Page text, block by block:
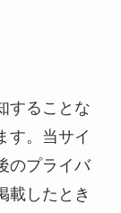
することな
す。当サイ
のプライバ
載したとき